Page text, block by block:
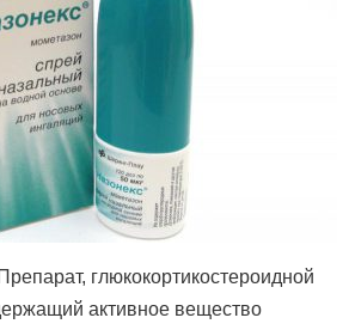
Препарат, глюкокортикостероидной
активное вещество